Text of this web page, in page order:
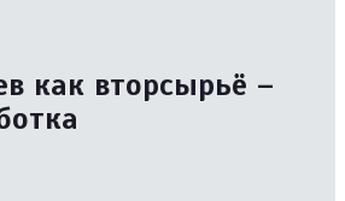
как вторсырьё –